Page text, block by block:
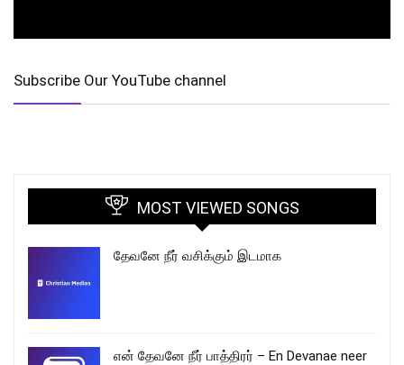
Subscribe Our YouTube channel
MOST VIEWED SONGS
தேவனே நீர் வசிக்கும் இடமாக
என் தேவனே நீர் பாத்திரர் – En Devanae neer